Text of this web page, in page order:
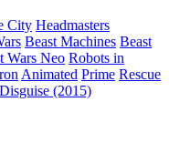
City Headmasters
Beast Machines Beast
Wars Neo Robots in
Animated Prime Rescue
(2015)